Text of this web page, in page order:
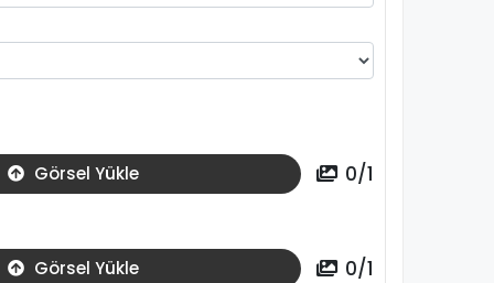
Görsel Yükle 0/1
Görsel Yükle 0/1